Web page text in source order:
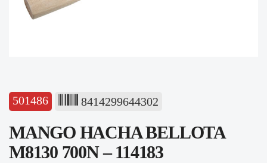
501486 8414299644302
MANGO HACHA BELLOTA
M8130 700N – 114183